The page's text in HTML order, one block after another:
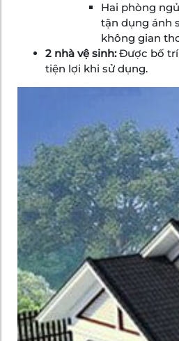
Hai phòng
tận dụng ánh
không gian
2 nhà vệ sinh:Được bố trí
tiện lợi khi sử dụng.